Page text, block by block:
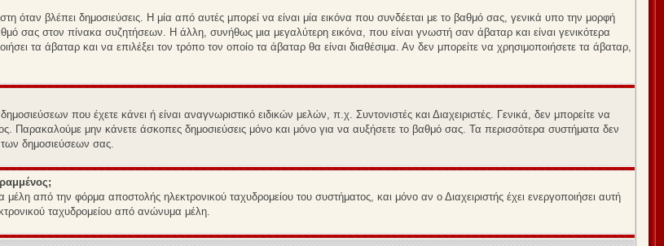
βλέπει δημοσιεύσεις. Η μία από αυτές μπορεί να είναι μία εικόνα που συνδέεται με το βαθμό σας, γενικά υπο την μορφή
σας στον πίνακα συζητήσεων. Η άλλη, συνήθως μια μεγαλύτερη εικόνα, που είναι γνωστή σαν άβαταρ και είναι γενικότερα
τα άβαταρ και να επιλέξει τον τρόπο τον οποίο τα άβαταρ θα είναι διαθέσιμα. Αν δεν μπορείτε να χρησιμοποιήσετε τα άβαταρ,
που έχετε κάνει ή είναι αναγνωριστικό ειδικών μελών, π.χ. Συντονιστές και Διαχειριστές. Γενικά, δεν μπορείτε να
Παρακαλούμε μην κάνετε άσκοπες δημοσιεύσεις μόνο και μόνο για να αυξήσετε το βαθμό σας. Τα περισσότερα συστήματα δεν
των δημοσιεύσεων σας.
από την φόρμα αποστολής ηλεκτρονικού ταχυδρομείου του συστήματος, και μόνο αν ο Διαχειριστής έχει ενεργοποιήσει αυτή
ταχυδρομείου από ανώνυμα μέλη.